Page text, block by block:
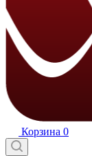
Корзина 0